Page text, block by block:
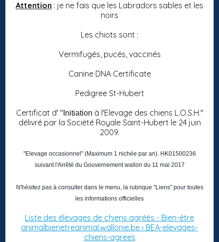
Attention : je ne fais que les Labradors sables et les
noirs
Les chiots sont :
Vermifugés, pucés, vaccinés
Canine DNA Certificate
Pedigree St-Hubert
Certificat d' "Initiation à l'Elevage des chiens L.O.S.H."
délivré par la Société Royale Saint-Hubert le 24 juin
2009.
"Elevage occasionnel" (Maximum 1 nichée par an). HK01500236
suivant l'Arrêté du Gouvernement wallon du 11 mai 2017
N'hésitez pas à consulter dans le menu, la rubrique "Liens" pour toutes
les informations officielles
Liste des élevages de chiens agréés - Bien-être
animalbienetreanimal.wallonie.be › BEA-elevages-
chiens-agrees